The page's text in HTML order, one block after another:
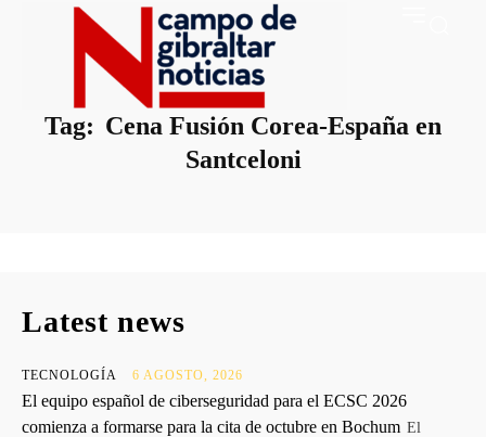
Tag: Cena Fusión Corea-España en
Santceloni
Latest news
TECNOLOGÍA 6 AGOSTO, 2026
El equipo español de ciberseguridad para el ECSC 2026
comienza a formarse para la cita de octubre en Bochum El